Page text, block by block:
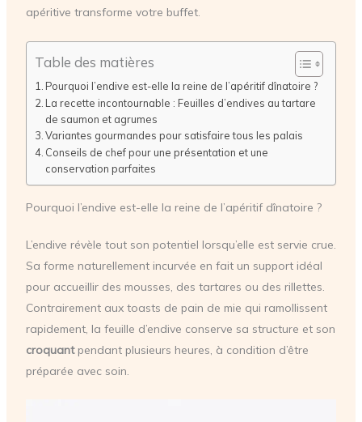
apéritive transforme votre buffet.
Table des matières
Pourquoi l’endive est-elle la reine de l’apéritif dînatoire ?
La recette incontournable : Feuilles d’endives au tartare
de saumon et agrumes
Variantes gourmandes pour satisfaire tous les palais
Conseils de chef pour une présentation et une
conservation parfaites
Pourquoi l’endive est-elle la reine de l’apéritif dînatoire ?
L’endive révèle tout son potentiel lorsqu’elle est servie crue.
Sa forme naturellement incurvée en fait un support idéal
pour accueillir des mousses, des tartares ou des rillettes.
Contrairement aux toasts de pain de mie qui ramollissent
rapidement, la feuille d’endive conserve sa structure et son
croquantpendant plusieurs heures, à condition d’être
préparée avec soin.